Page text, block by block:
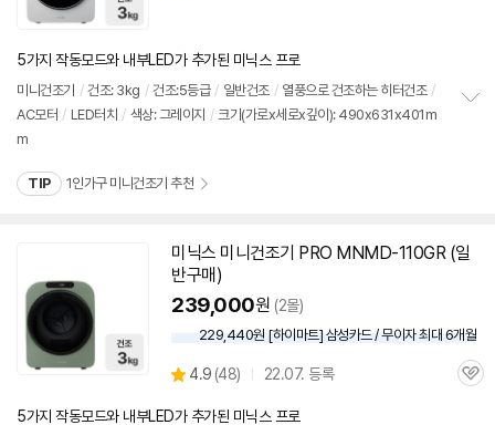
뷰
5가지 작동모드와 내부LED가 추가된 미닉스 프로
미니건조기 / 건조: 3kg / 건조:5등급 / 일반건조 / 열풍으로 건조하는 히터건조 /
AC모터 / LED터치 / 색상: 그레이지 / 크기(가로x세로x깊이): 490x631x401m
m
TIP 1인가구 미니건조기 추천
미닉스 미니건조기 PRO MNMD-110GR (일
반구매)
239,000원 (2몰)
229,440원 [하이마트] 삼성카드 / 무이자 최대 6개월
별
점
4.9 (상
48) 22.07. 등록
관
5가지 작동모드와 내부LED가 추가된 미닉스 프로